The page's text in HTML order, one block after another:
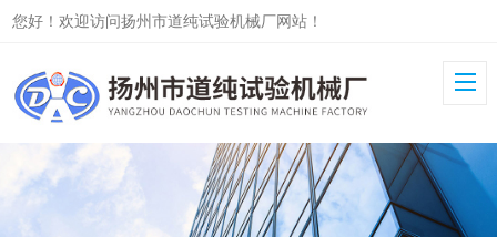
您好！欢迎访问扬州市道纯试验机械厂网站！